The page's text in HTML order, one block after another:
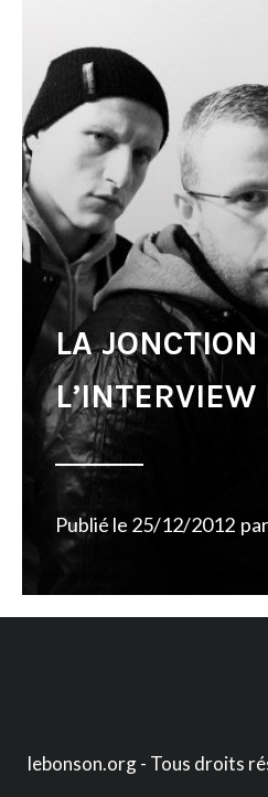
LA JONCTION
L’INTERVIEW
Publié le 25/12/2012 par
lebonson.org - Tous droits